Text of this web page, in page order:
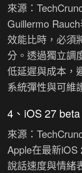
來源：
Guillermo
效能比時，必須
分。透過獨立調
低延遲與成本，
系統彈性與可維
4、iOS 27
來源：
Apple在最新iOS
說話速度與情緒